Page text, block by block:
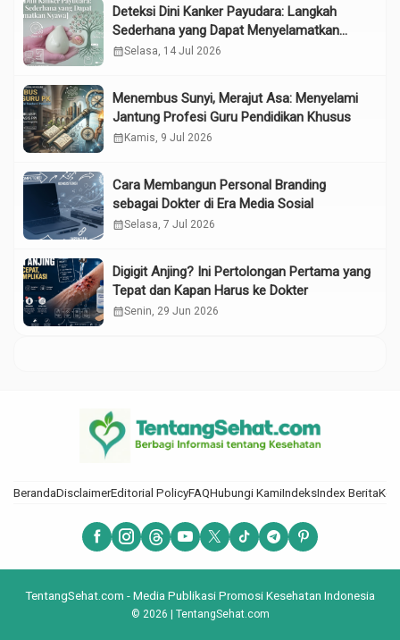
Deteksi Dini Kanker Payudara: Langkah
Sederhana yang Dapat Menyelamatkan
Nyawa
calendar_monthSelasa, 14 Jul 2026
Menembus Sunyi, Merajut Asa: Menyelami
Jantung Profesi Guru Pendidikan Khusus
calendar_month Kamis, 9 Jul 2026
Cara Membangun Personal Branding
sebagai Dokter di Era Media Sosial
calendar_monthSelasa, 7 Jul 2026
Digigit Anjing? Ini Pertolongan Pertama yang
Tepat dan Kapan Harus ke Dokter
calendar_monthSenin, 29 Jun 2026
BerandaDisclaimerEditorial PolicyFAQHubungi KamiIndeksIndex Berita
TentangSehat.com - Media Publikasi Promosi Kesehatan Indonesia
© 2026 | TentangSehat.com